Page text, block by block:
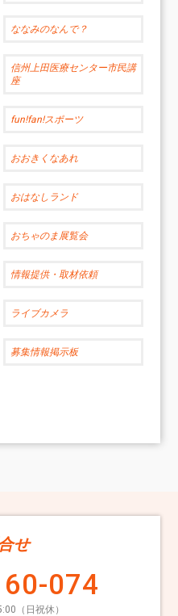
ななみのなんで？
信州上田医療センター市民講
座
fun!fan!スポーツ
おおきくなあれ
おはなしランド
おちゃのま展覧会
情報提供・取材依頼
ライブカメラ
募集情報掲示板
せ
074
（日祝休）